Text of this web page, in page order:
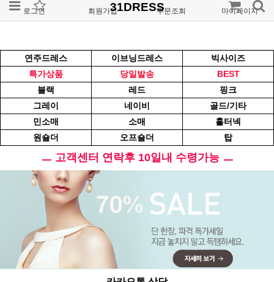
로그인 회원가입 주문조회 마이페이지
31DRESS
연주드레스 이브닝드레스
빅사이즈
특가상품
당일발송
BEST
블랙
레드
핑크
그레이
네이비
골드/기타
민소매
소매
홀터넥
원숄더
오프숄더 탑
ㅡ 고객센터 연락후 10일내 수령가능 ㅡ